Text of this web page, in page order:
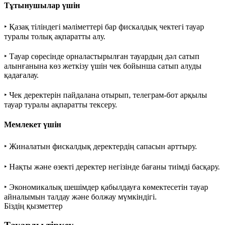
Тұтынушылар үшін
‣ Қазақ тіліндегі мәліметтері бар фискалдық чектегі тауар
туралы толық ақпаратты алу.
‣ Тауар сөресінде орналастырылған тауардың дәл сатып
алынғанына көз жеткізу үшін чек бойынша сатып алуды
қадағалау.
‣ Чек деректерін пайдалана отырып, телеграм-бот арқылы
тауар туралы ақпаратты тексеру.
Мемлекет үшін
‣ Жиналатын фискалдық деректердің сапасын арттыру.
‣ Нақты және өзекті деректер негізінде бағаны тиімді басқару.
‣ Экономикалық шешімдер қабылдауға көмектесетін тауар
айналымын талдау және болжау мүмкіндігі.
Біздің қызметтер